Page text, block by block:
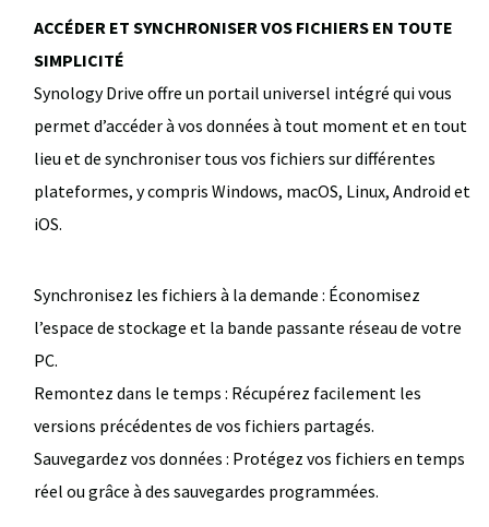
ACCÉDER ET SYNCHRONISER VOS FICHIERS EN TOUTE
SIMPLICITÉ
Synology Drive offre un portail universel intégré qui vous
permet d’accéder à vos données à tout moment et en tout
lieu et de synchroniser tous vos fichiers sur différentes
plateformes, y compris Windows, macOS, Linux, Android et
iOS.
Synchronisez les fichiers à la demande : Économisez
l’espace de stockage et la bande passante réseau de votre
PC.
Remontez dans le temps : Récupérez facilement les
versions précédentes de vos fichiers partagés.
Sauvegardez vos données : Protégez vos fichiers en temps
réel ou grâce à des sauvegardes programmées.